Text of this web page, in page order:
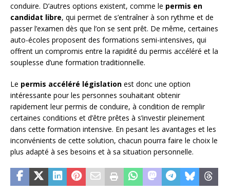
conduire. D’autres options existent, comme le permis en
candidat libre, qui permet de s’entraîner à son rythme et de
passer l’examen dès que l’on se sent prêt. De même, certaines
auto-écoles proposent des formations semi-intensives, qui
offrent un compromis entre la rapidité du permis accéléré et la
souplesse d’une formation traditionnelle.
Le permis accéléré législation est donc une option
intéressante pour les personnes souhaitant obtenir
rapidement leur permis de conduire, à condition de remplir
certaines conditions et d’être prêtes à s’investir pleinement
dans cette formation intensive. En pesant les avantages et les
inconvénients de cette solution, chacun pourra faire le choix le
plus adapté à ses besoins et à sa situation personnelle.